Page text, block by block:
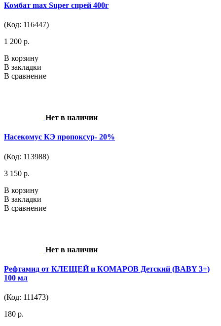
Комбат max Super спрей 400г
(Код: 116447)
1 200 р.
В корзину
В закладки
В сравнение
Нет в наличии
Насекомус КЭ пропоксур- 20%
(Код: 113988)
3 150 р.
В корзину
В закладки
В сравнение
Нет в наличии
Рефтамид от КЛЕЩЕЙ и КОМАРОВ Детский (BABY 3+)
100 мл
(Код: 111473)
180 р.